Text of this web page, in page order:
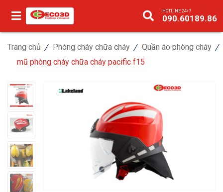
HOTLINE 24/7
090.60189.86
Trang chủ Phòng cháy chữa cháy
Quần áo phòng cháy
mũ phòng cháy chữa cháy pacific f15